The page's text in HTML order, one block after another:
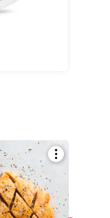
Bookmark
recipe
to
your
collections.